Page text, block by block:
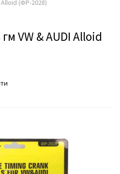
Alloid (ФР-2028)
VW & AUDI Alloid